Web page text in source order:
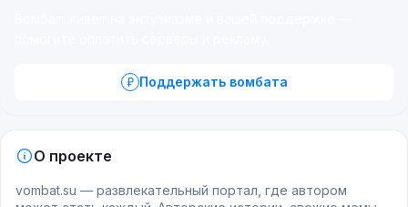
Поддержать вомбата
О проекте
vombat.su — развлекательный портал, где автором